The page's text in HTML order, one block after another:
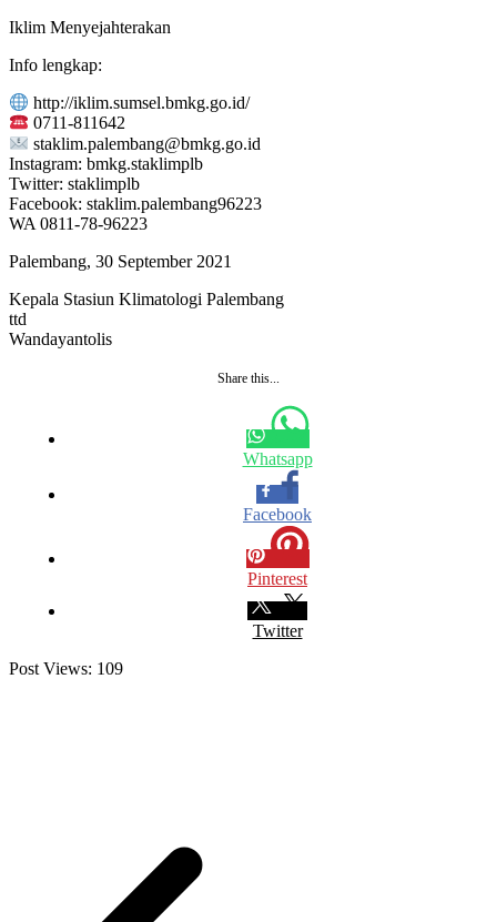
Iklim Menyejahterakan
Info lengkap:
http://iklim.sumsel.bmkg.go.id/
0711-811642
staklim.palembang@bmkg.go.id
Instagram: bmkg.staklimplb
Twitter: staklimplb
Facebook: staklim.palembang96223
WA 0811-78-96223
Palembang, 30 September 2021
Kepala Stasiun Klimatologi Palembang
ttd
Wandayantolis
Share this...
Whatsapp
Facebook
Pinterest
Twitter
Post Views: 109